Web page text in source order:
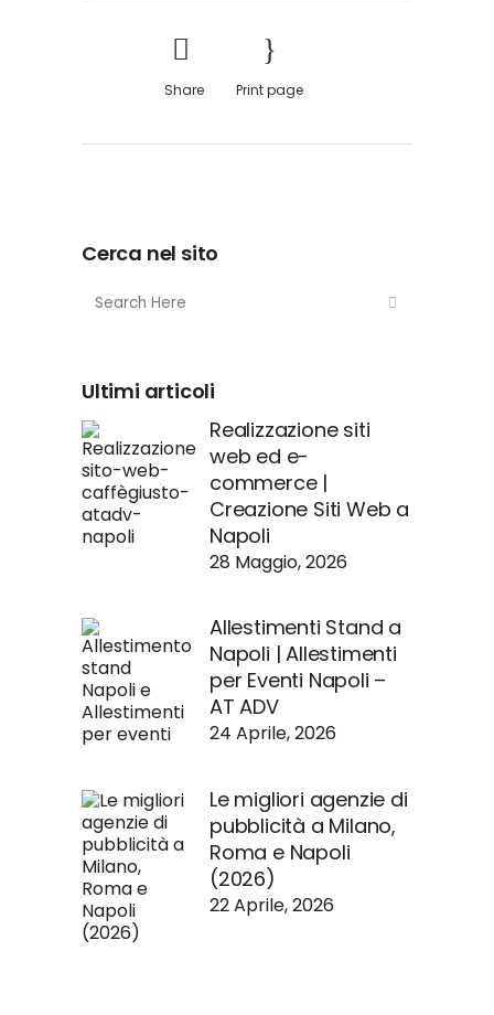
Share Print page
Cerca nel sito
Ultimi articoli
Realizzazione siti
web ed e-
commerce |
Creazione Siti Web a
Napoli
28 Maggio, 2026
Allestimenti Stand a
Napoli | Allestimenti
per Eventi Napoli –
AT ADV
24 Aprile, 2026
Le migliori agenzie di
pubblicità a Milano,
Roma e Napoli
(2026)
22 Aprile, 2026